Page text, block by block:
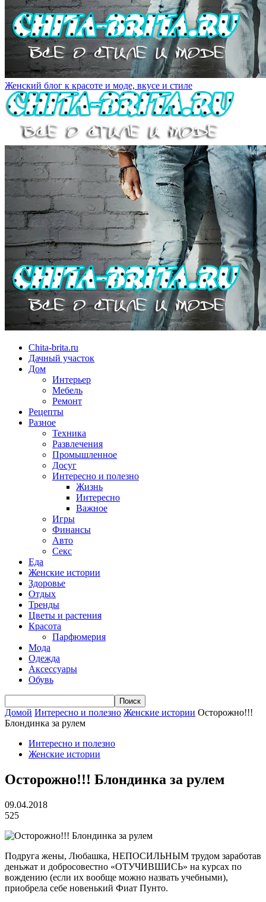
Женский блог к красоте и моде, вкусе и стиле
Chita-brita.ru
Дачный участок
Дом
Интерьер
Мебель
Ремонт
Рецепты
Разное
Техника
Развлечения
Промышленное
Досуг
Интересно и полезно
Жизнь
Интересно
Важное
Игры
Финансы
Авто
Секс
Еда
Женские истории
Здоровье
Отдых
Тренды
Цветы и растения
Красота
Парфюмерия
Мода
Одежда
Аксессуары
Обувь
Домой Интересно и полезно Женские истории Осторожно!!!
Блондинка за рулем
Интересно и полезно
Женские истории
Осторожно!!! Блондинка за рулем
09.04.2018
525
Подруга жены, Любашка, НЕПОСИЛЬНЫМ трудом заработав
деньжат и добросовестно «ОТУЧИВШИСЬ» на курсах по
вождению (если их вообще можно назвать учебными),
приобрела себе новенький Фиат Пунто.